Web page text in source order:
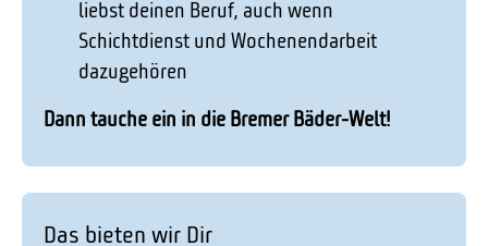
liebst deinen Beruf, auch wenn
Schichtdienst und Wochenendarbeit
dazugehören
Dann tauche ein in die Bremer Bäder-Welt!
Das bieten wir Dir